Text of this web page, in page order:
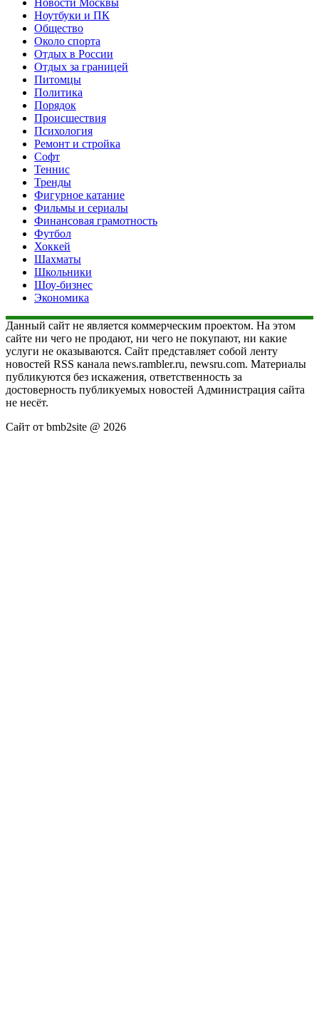
Новости Москвы
Ноутбуки и ПК
Общество
Около спорта
Отдых в России
Отдых за границей
Питомцы
Политика
Порядок
Происшествия
Психология
Ремонт и стройка
Софт
Теннис
Тренды
Фигурное катание
Фильмы и сериалы
Финансовая грамотность
Футбол
Хоккей
Шахматы
Школьники
Шоу-бизнес
Экономика
Данный сайт не является коммерческим проектом. На этом
сайте ни чего не продают, ни чего не покупают, ни какие
услуги не оказываются. Сайт представляет собой ленту
новостей RSS канала news.rambler.ru, newsru.com. Материалы
публикуются без искажения, ответственность за
достоверность публикуемых новостей Администрация сайта
не несёт.
Сайт от bmb2site @ 2026